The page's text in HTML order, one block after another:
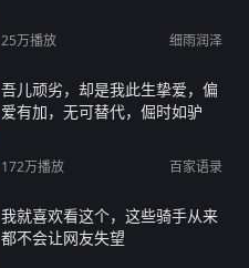
25万播放 细雨润泽
吾儿顽劣，却是我此生挚爱，偏
爱有加，无可替代，倔时如驴
172万播放 百家语录
我就喜欢看这个，这些骑手从来
都不会让网友失望